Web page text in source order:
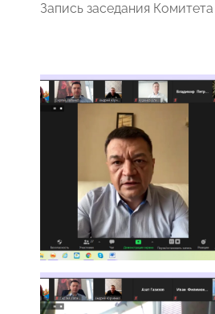
Запись заседания